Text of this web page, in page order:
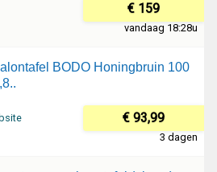
€ 159
vandaag 18:28u
BODO Honingbruin 100
€ 93,99
3 dagen